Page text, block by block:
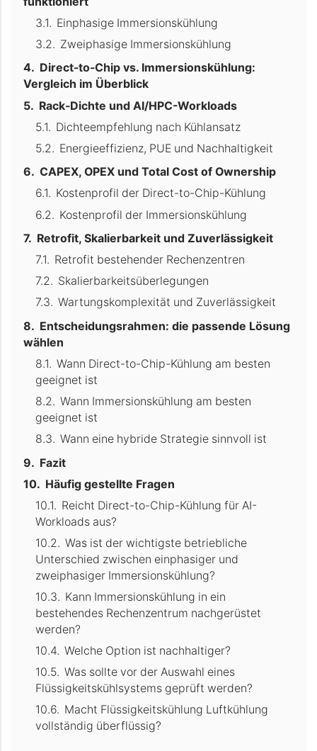
Einphasige Immersionskühlung
Zweiphasige Immersionskühlung
Direct-to-Chip vs. Immersionskühlung:
Vergleich im Überblick
Rack-Dichte und AI/HPC-Workloads
Dichteempfehlung nach Kühlansatz
Energieeffizienz, PUE und Nachhaltigkeit
CAPEX, OPEX und Total Cost of Ownership
Kostenprofil der Direct-to-Chip-Kühlung
Kostenprofil der Immersionskühlung
Retrofit, Skalierbarkeit und Zuverlässigkeit
Retrofit bestehender Rechenzentren
Skalierbarkeitsüberlegungen
Wartungskomplexität und Zuverlässigkeit
Entscheidungsrahmen: die passende Lösung
wählen
Wann Direct-to-Chip-Kühlung am besten
geeignet ist
Wann Immersionskühlung am besten
geeignet ist
Wann eine hybride Strategie sinnvoll ist
Fazit
Häufig gestellte Fragen
Reicht Direct-to-Chip-Kühlung für AI-
Workloads aus?
Was ist der wichtigste betriebliche
Unterschied zwischen einphasiger und
zweiphasiger Immersionskühlung?
Kann Immersionskühlung in ein
bestehendes Rechenzentrum nachgerüstet
werden?
Welche Option ist nachhaltiger?
Was sollte vor der Auswahl eines
Flüssigkeitskühlsystems geprüft werden?
Macht Flüssigkeitskühlung Luftkühlung
vollständig überflüssig?